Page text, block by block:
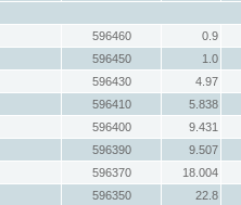
596460
0.9
596450
1.0
596430
4.97
596410
5.838
596400
9.431
596390
9.507
596370
18.004
596350
22.8